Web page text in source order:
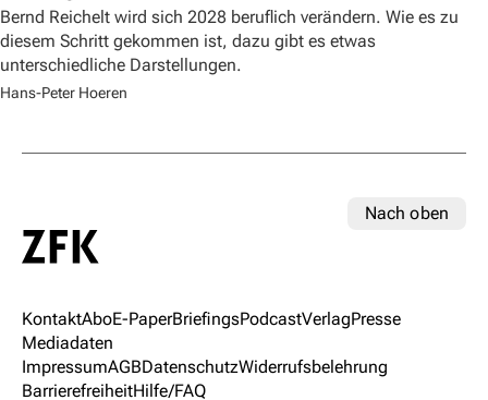
Bernd Reichelt wird sich 2028 beruflich verändern. Wie es zu
diesem Schritt gekommen ist, dazu gibt es etwas
unterschiedliche Darstellungen.
Hans-Peter Hoeren
Nach oben
KontaktAboE-PaperBriefingsPodcastVerlagPresse
Mediadaten
ImpressumAGBDatenschutzWiderrufsbelehrung
BarrierefreiheitHilfe/FAQ